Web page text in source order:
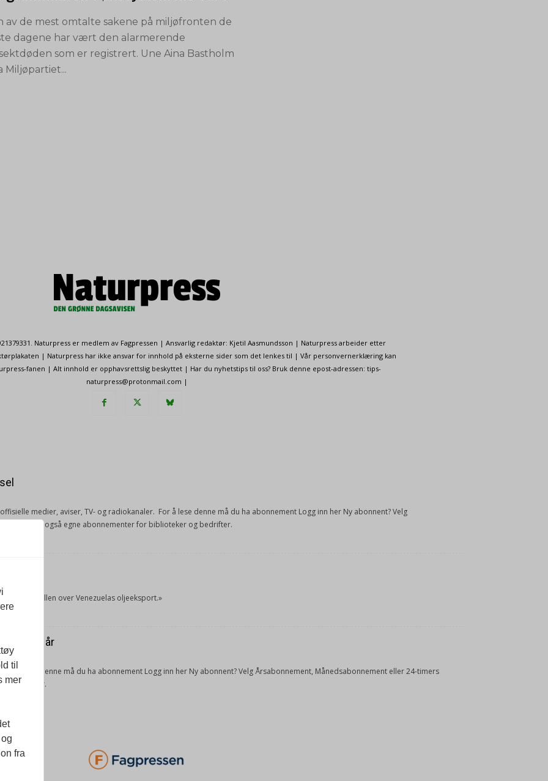
av de mest omtalte sakene på miljøfronten de
dagene har vært den alarmerende
som er registrert. Une Aina Bastholm
Miljøpartiet...
Naturpress er medlem av Fagpressen | Ansvarlig redaktør: Kjetil Aasmundsson | Naturpress arbeider etter
| Naturpress har ikke ansvar for innhold på eksterne sider som det lenkes til | Vår personvernerklæring kan
fanen | Alt innhold er opphavsrettslig beskyttet | Har du nyhetstips til oss? Bruk denne epost-adressen: tips-
naturpress@protonmail.com |
medier, aviser, TV- og radiokanaler. For å lese denne må du ha abonnement Logg inn her Ny abonnent? Velg
Vi har også egne abonnementer for biblioteker og bedrifter.
kontrollen over Venezuelas oljeeksport.»
forrige år
å lese denne må du ha abonnement Logg inn her Ny abonnent? Velg Årsabonnement, Månedsabonnement eller 24-timers
og bedrifter.
til
mer
fra